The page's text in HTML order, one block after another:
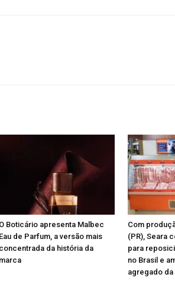
O Boticário apresenta Malbec
Eau de Parfum, a versão mais
concentrada da história da
marca
Com
(PR), Seara
para
no Brasil e
agregado